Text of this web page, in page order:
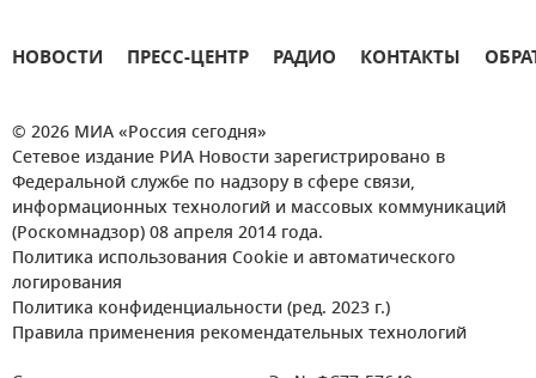
НОВОСТИ ПРЕСС-ЦЕНТР РАДИО КОНТАКТЫ
© 2026 МИА «Россия сегодня»
Сетевое издание РИА Новости зарегистрировано в
Федеральной службе по надзору в сфере связи,
информационных технологий и массовых коммуникаций
(Роскомнадзор) 08 апреля 2014 года.
Политика использования Cookie и автоматического
логирования
Политика конфиденциальности (ред. 2023 г.)
Правила применения рекомендательных технологий